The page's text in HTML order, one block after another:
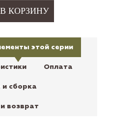
этой серии
Оплата
и сборка
возврат